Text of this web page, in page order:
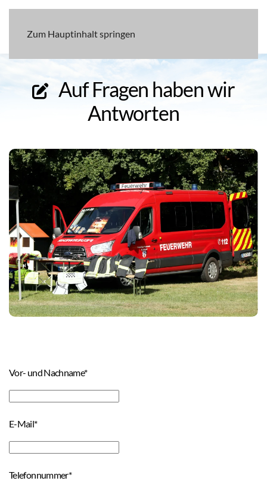
Zum Hauptinhalt springen
Auf Fragen haben wir
Antworten
Vor- und Nachname*
E-Mail*
Telefonnummer*